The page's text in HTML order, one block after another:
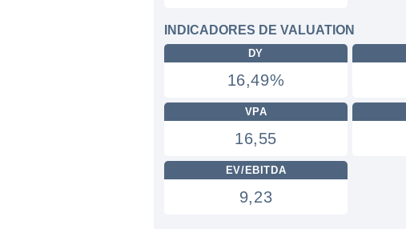
INDICADORES DE VALUATION
DY
16,49%
VPA
16,55
EV/EBITDA
9,23